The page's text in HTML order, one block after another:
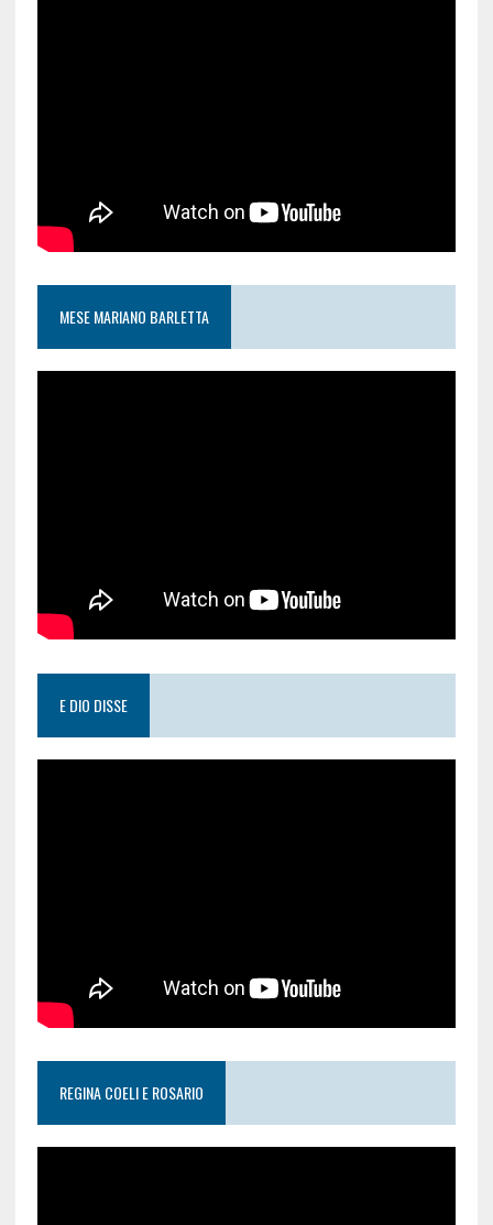
MESE MARIANO BARLETTA
E DIO DISSE
REGINA COELI E ROSARIO